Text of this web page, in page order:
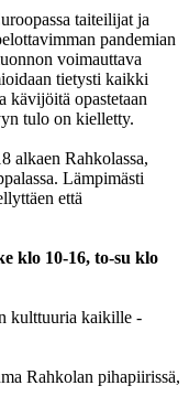
taiteilijat ja
pandemian
voimauttava
tietysti kaikki
kävijöitä opastetaan
tulo on kielletty.
alkaen Rahkolassa,
Lämpimästi
että
klo 10-16, to-su klo
kulttuuria kaikille -
Rahkolan pihapiirissä,